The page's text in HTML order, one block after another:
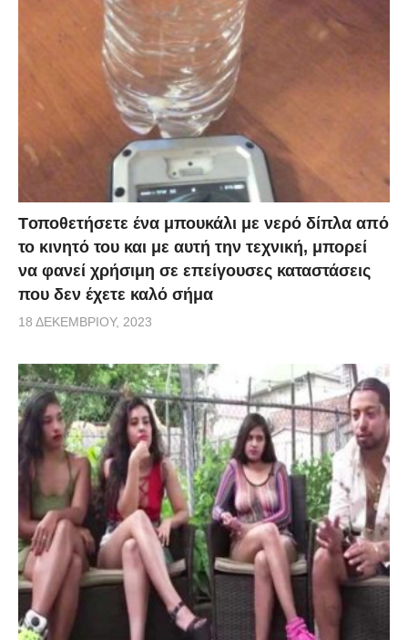
Tοποθετήσετε ένα μπουκάλι με νερό δίπλα από
το κινητό του και με αυτή την τεχνική, μπορεί
να φανεί χρήσιμη σε επείγουσες καταστάσεις
που δεν έχετε καλό σήμα
18 ΔΕΚΕΜΒΡΊΟΥ, 2023